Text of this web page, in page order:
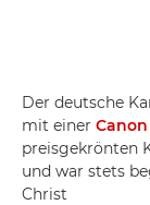
Der deutsche
mit einer Canon
preisgekrönten
und war stets
Christ